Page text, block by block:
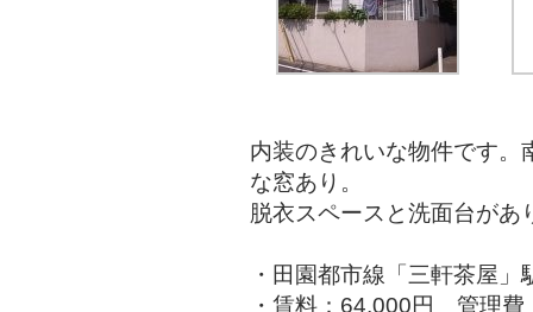
内装のきれいな物件です。
な窓あり。
脱衣スペースと洗面台があ
・田園都市線「三軒茶屋
・賃料：64,000円 管理費